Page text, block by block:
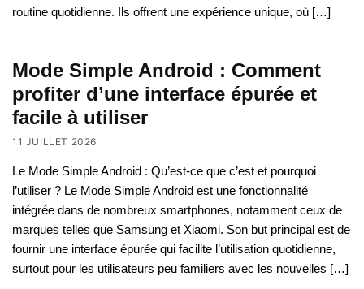
routine quotidienne. Ils offrent une expérience unique, où […]
Mode Simple Android : Comment
profiter d’une interface épurée et
facile à utiliser
11 JUILLET 2026
Le Mode Simple Android : Qu’est-ce que c’est et pourquoi
l’utiliser ? Le Mode Simple Android est une fonctionnalité
intégrée dans de nombreux smartphones, notamment ceux de
marques telles que Samsung et Xiaomi. Son but principal est de
fournir une interface épurée qui facilite l’utilisation quotidienne,
surtout pour les utilisateurs peu familiers avec les nouvelles […]